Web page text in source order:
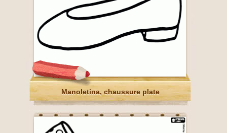
Manoletina, chaussure plate